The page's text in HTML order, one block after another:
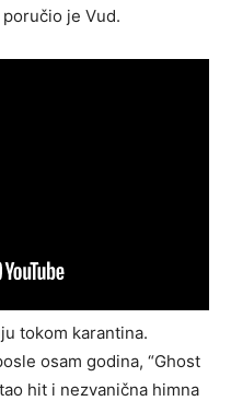
poručio je Vud.
tokom karantina.
osam godina, “Ghost
hit i nezvanična himna